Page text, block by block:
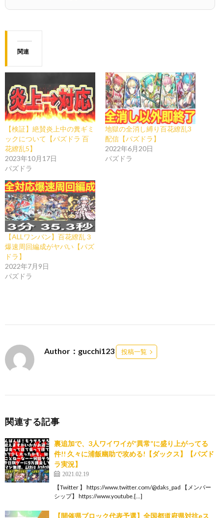
関連
【検証】絶賛炎上中の糞ギミ
ックについて【パズドラ 百
花繚乱5】
2023年10月17日
パズドラ
地獄の全消し縛り百花繚乱3
配信【パズドラ】
2022年6月20日
パズドラ
【ALLワンパン】百花繚乱３
爆速周回編成がヤバい【パズ
ドラ】
2022年7月9日
パズドラ
Author：gucchi123 投稿一覧
関連する記事
裏追加で、3人ワイワイが”異常”に盛り上がってる
件!! 久々に浦飯幽助で攻める!【ダックス】【パズド
ラ実況】
2021.02.19
【Twitter 】 https://www.twitter.com/@daks_pad 【メンバー
シップ】 https://www.youtube.[…]
【開催県ブロック代表予選】全国都道府県対抗eス